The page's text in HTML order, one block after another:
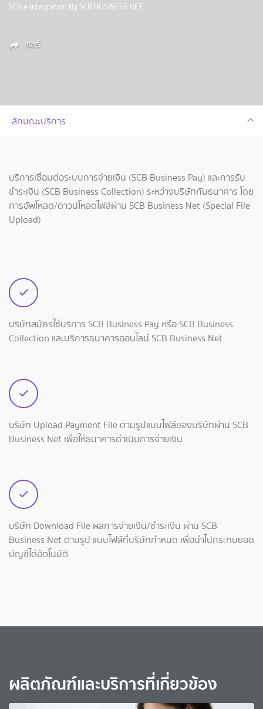
SCB e-Integration By SCB BUSINESS NET
แชร์
ลักษณะบริการ
บริการเชื่อมต่อระบบการจ่ายเงิน (SCB Business Pay) และการรับ
ชำระเงิน (SCB Business Collection) ระหว่างบริษัทกับธนาคาร โดย
การอัพโหลด/ดาวน์โหลดไฟล์ผ่าน SCB Business Net (Special File
Upload)
บริษัทสมัครใช้บริการ SCB Business Pay หรือ SCB Business
Collection และบริการธนาคารออนไลน์ SCB Business Net
บริษัท Upload Payment File ตามรูปแบบไฟล์ของบริษัทผ่าน SCB
Business Net เพื่อให้ธนาคารดำเนินการจ่ายเงิน
บริษัท Download File ผลการจ่ายเงิน/ชำระเงิน ผ่าน SCB
Business Net ตามรูป แบบไฟล์ที่บริษัทกำหนด เพื่อนำไปกระทบยอด
บัญชีได้อัตโนมัติ
ผลิตภัณฑ์และบริการที่เกี่ยวข้อง